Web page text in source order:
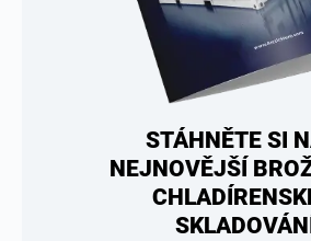
STÁHNĚTE SI
NEJNOVĚJŠÍ